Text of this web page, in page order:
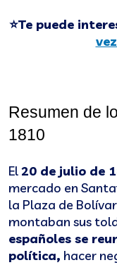
⭐Te puede
Resumen de
1810
El20 de julio de
mercado en
la Plaza de
montaban sus
españoles se
política, hacer